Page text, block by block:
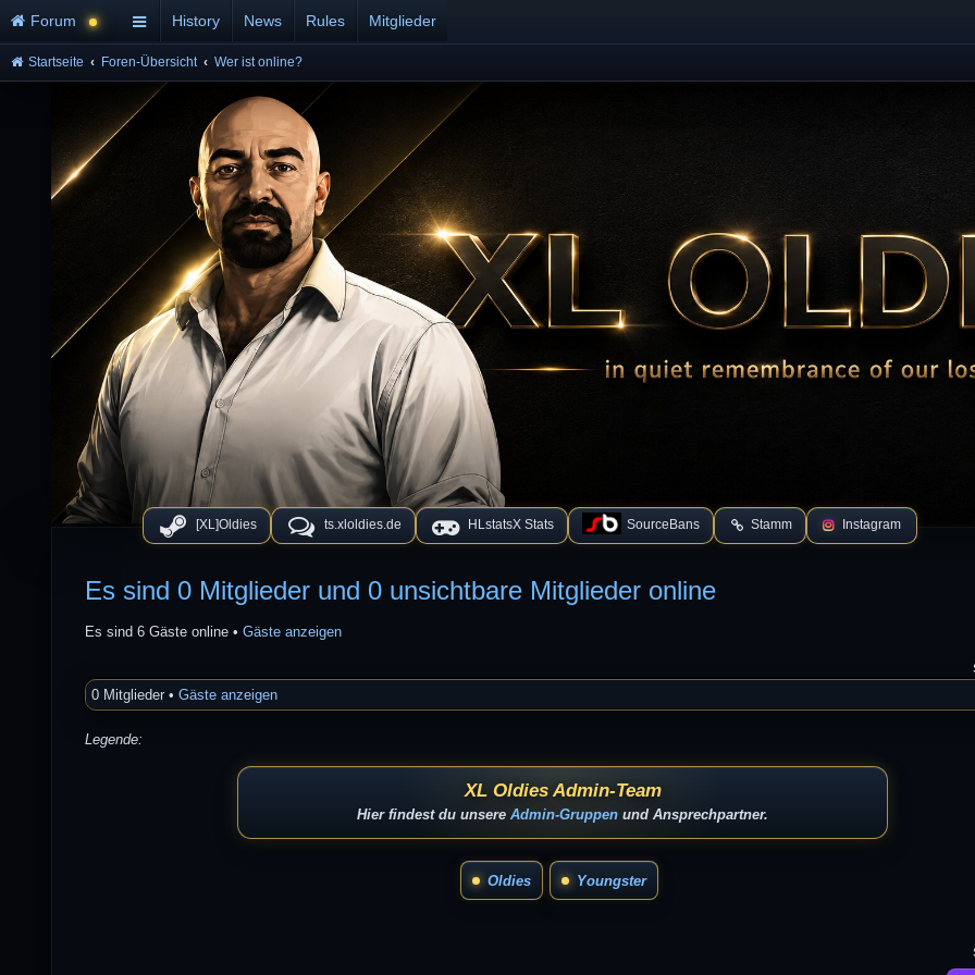
[XL]Oldies ts.xloldies.de HLstatsX Stats SourceBans Stamm Instagram
Forum History News Rules Mitglieder
Startseite Foren-Übersicht Wer ist online?
Es sind 0 Mitglieder und 0 unsichtbare Mitglieder online
Es sind 6 Gäste online •Gäste anzeigen
0 Mitglieder •Gäste anzeigen
Legende:
XL Oldies Admin-Team
Hier findest du unsereAdmin-Gruppen und Ansprechpartner.
Oldies Youngster